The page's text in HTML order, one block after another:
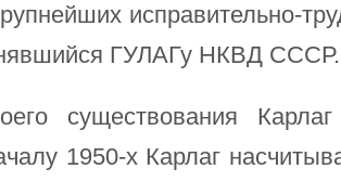
исправительно-
ГУЛАГу НКВД СССР.
существования
1950-х Карлаг